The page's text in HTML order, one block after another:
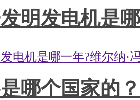
明发电机是
电机是哪一年?维尔纳·
哪个国家的